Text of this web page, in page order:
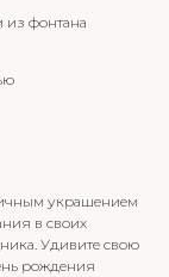
фонтана
украшением
в своих
Удивите свою
рождения